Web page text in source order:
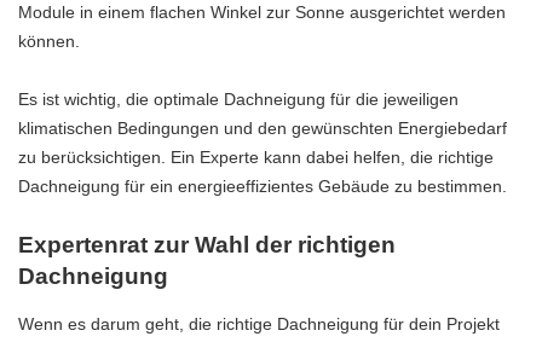
Module in einem flachen Winkel zur Sonne ausgerichtet werden
können.
Es ist wichtig, die optimale Dachneigung für die jeweiligen
klimatischen Bedingungen und den gewünschten Energiebedarf
zu berücksichtigen. Ein Experte kann dabei helfen, die richtige
Dachneigung für ein energieeffizientes Gebäude zu bestimmen.
Expertenrat zur Wahl der richtigen
Dachneigung
Wenn es darum geht, die richtige Dachneigung für dein Projekt